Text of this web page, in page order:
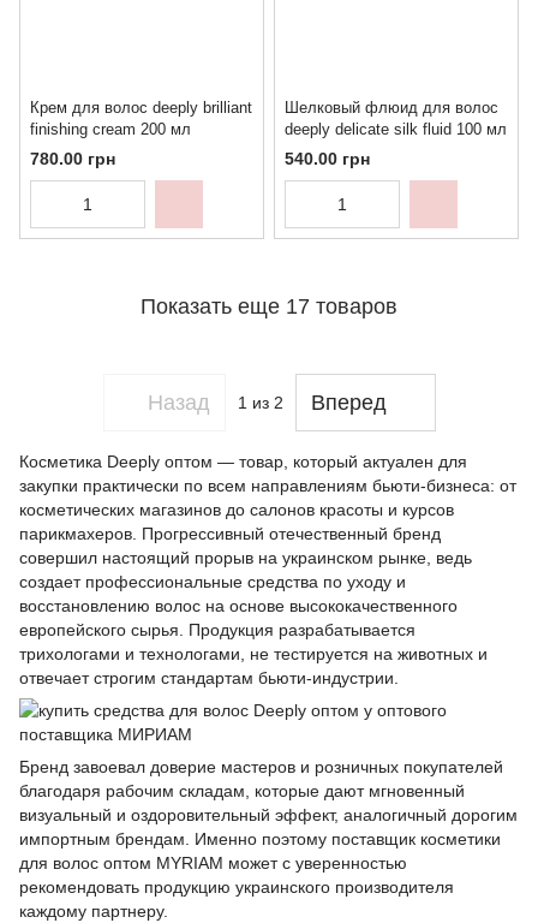
Крем для волос deeply brilliant
finishing cream 200 мл
780.00 грн
Шелковый флюид для волос
deeply delicate silk fluid 100 мл
540.00 грн
Показать еще 17 товаров
Назад 1из 2 Вперед
Косметика Deeply оптом — товар, который актуален для
закупки практически по всем направлениям бьюти-бизнеса: от
косметических магазинов до салонов красоты и курсов
парикмахеров. Прогрессивный отечественный бренд
совершил настоящий прорыв на украинском рынке, ведь
создает профессиональные средства по уходу и
восстановлению волос на основе высококачественного
европейского сырья. Продукция разрабатывается
трихологами и технологами, не тестируется на животных и
отвечает строгим стандартам бьюти-индустрии.
Бренд завоевал доверие мастеров и розничных покупателей
благодаря рабочим складам, которые дают мгновенный
визуальный и оздоровительный эффект, аналогичный дорогим
импортным брендам. Именно поэтому поставщик косметики
для волос оптом MYRIAM может с уверенностью
рекомендовать продукцию украинского производителя
каждому партнеру.